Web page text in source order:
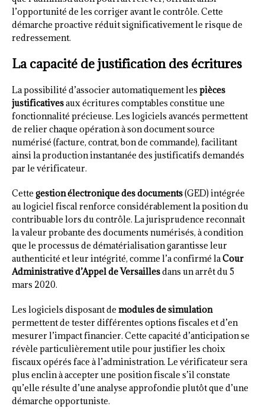
l’opportunité de les corriger avant le contrôle. Cette
démarche proactive réduit significativement le risque de
redressement.
La capacité de justification des écritures
La possibilité d’associer automatiquement les pièces
justificativesaux écritures comptables constitue une
fonctionnalité précieuse. Les logiciels avancés permettent
de relier chaque opération à son document source
numérisé (facture, contrat, bon de commande), facilitant
ainsi la production instantanée des justificatifs demandés
par le vérificateur.
Cette gestion électronique des documents(GED) intégrée
au logiciel fiscal renforce considérablement la position du
contribuable lors du contrôle. La jurisprudence reconnaît
la valeur probante des documents numérisés, à condition
que le processus de dématérialisation garantisse leur
authenticité et leur intégrité, comme l’a confirmé laCour
Administrative d’Appel de Versaillesdans un arrêt du 5
mars 2020.
Les logiciels disposant de modules de simulation
permettent de tester différentes options fiscales et d’en
mesurer l’impact financier. Cette capacité d’anticipation se
révèle particulièrement utile pour justifier les choix
fiscaux opérés face à l’administration. Le vérificateur sera
plus enclin à accepter une position fiscale s’il constate
qu’elle résulte d’une analyse approfondie plutôt que d’une
démarche opportuniste.